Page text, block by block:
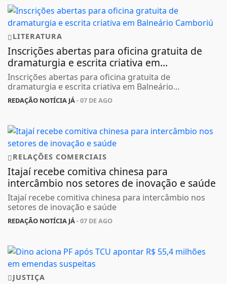
LITERATURA
Inscrições abertas para oficina gratuita de
dramaturgia e escrita criativa em...
Inscrições abertas para oficina gratuita de
dramaturgia e escrita criativa em Balneário...
REDAÇÃO NOTÍCIA JÁ- 07 DE AGO
RELAÇÕES COMERCIAIS
Itajaí recebe comitiva chinesa para
intercâmbio nos setores de inovação e saúde
Itajaí recebe comitiva chinesa para intercâmbio nos
setores de inovação e saúde
REDAÇÃO NOTÍCIA JÁ- 07 DE AGO
JUSTIÇA